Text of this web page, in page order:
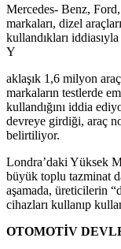
Mercedes- Benz,
markaları, dizel
kullandıkları
Y
aklaşık 1,6 milyon
markaların testlerde
kullandığını iddia
devreye girdiği, araç
belirtiliyor.
Londra’daki Yüksek
büyük toplu tazminat
aşamada, üreticilerin
cihazları kullanıp
OTOMOTİV